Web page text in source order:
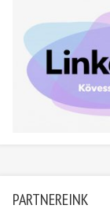
PARTNEREINK